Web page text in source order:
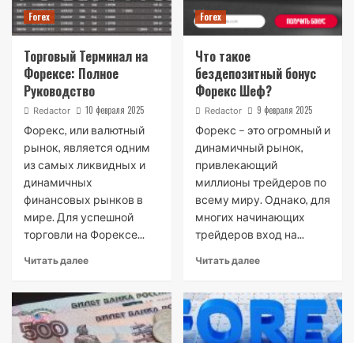
Forex
Торговый Терминал на
Форексе: Полное
Руководство
Redactor 10 февраля 2025
Форекс, или валютный
рынок, является одним
из самых ликвидных и
динамичных
финансовых рынков в
мире. Для успешной
торговли на Форексе...
Читать далее
Forex
Что такое
бездепозитный бонус
Форекс Шеф?
Redactor 9 февраля 2025
Форекс – это огромный и
динамичный рынок,
привлекающий
миллионы трейдеров по
всему миру. Однако, для
многих начинающих
трейдеров вход на...
Читать далее